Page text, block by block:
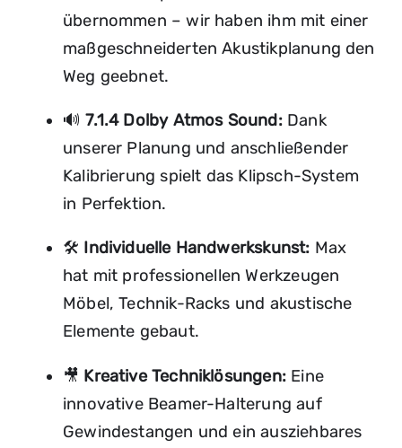
übernommen – wir haben ihm mit einer
maßgeschneiderten Akustikplanung den
Weg geebnet.
🔊7.1.4 Dolby Atmos Sound:Dank
unserer Planung und anschließender
Kalibrierung spielt das Klipsch-System
in Perfektion.
🛠️ Individuelle Handwerkskunst: Max
hat mit professionellen Werkzeugen
Möbel, Technik-Racks und akustische
Elemente gebaut.
🎥 Kreative Techniklösungen:Eine
innovative Beamer-Halterung auf
Gewindestangen und ein ausziehbares